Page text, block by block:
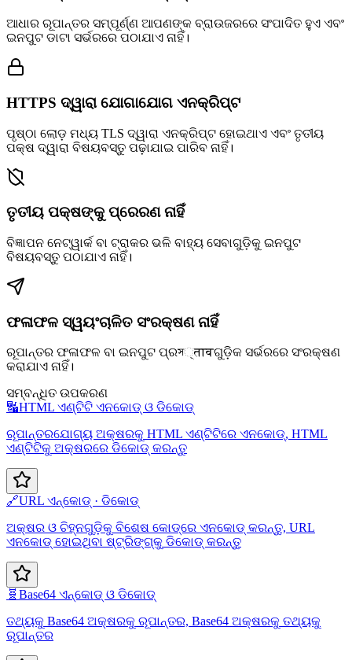
ଆଧାର ରୂପାନ୍ତର ସମ୍ପୂର୍ଣ୍ଣ ଆପଣଙ୍କ ବ୍ରାଉଜରରେ ସଂପାଦିତ ହୁଏ ଏବଂ
ଇନପୁଟ ଡାଟା ସର୍ଭରରେ ପଠାଯାଏ ନାହିଁ।
HTTPS ଦ୍ୱାରା ଯୋଗାଯୋଗ ଏନକ୍ରିପ୍ଟ
ପୃଷ୍ଠା ଲୋଡ଼ ମଧ୍ୟ TLS ଦ୍ୱାରା ଏନକ୍ରିପ୍ଟ ହୋଇଥାଏ ଏବଂ ତୃତୀୟ
ପକ୍ଷ ଦ୍ୱାରା ବିଷୟବସ୍ତୁ ପଢ଼ାଯାଇ ପାରିବ ନାହିଁ।
ତୃତୀୟ ପକ୍ଷଙ୍କୁ ପ୍ରେରଣ ନାହିଁ
ବିଜ୍ଞାପନ ନେଟ୍‌ୱାର୍କ ବା ଟ୍ରାକର ଭଳି ବାହ୍ୟ ସେବାଗୁଡ଼ିକୁ ଇନପୁଟ
ବିଷୟବସ୍ତୁ ପଠାଯାଏ ନାହିଁ।
ଫଳାଫଳ ସ୍ୱୟଂଚାଳିତ ସଂରକ୍ଷଣ ନାହିଁ
ରୂପାନ୍ତର ଫଳାଫଳ ବା ଇନପୁଟ ପ୍ରস्तावଗୁଡ଼ିକ ସର୍ଭରରେ ସଂରକ୍ଷଣ
କରାଯାଏ ନାହିଁ।
ସମ୍ବନ୍ଧିତ ଉପକରଣ
🔣HTML ଏଣ୍ଟିଟି ଏନକୋଡ୍ ଓ ଡିକୋଡ୍
ରୂପାନ୍ତରଯୋଗ୍ୟ ଅକ୍ଷରକୁ HTML ଏଣ୍ଟିଟିରେ ଏନକୋଡ୍, HTML
ଏଣ୍ଟିଟିକୁ ଅକ୍ଷରରେ ଡିକୋଡ୍ କରନ୍ତୁ
🔗URL ଏନ୍‌କୋଡ୍ · ଡିକୋଡ୍
ଅକ୍ଷର ଓ ଚିହ୍ନଗୁଡ଼ିକୁ ବିଶେଷ କୋଡ୍‌ରେ ଏନକୋଡ୍ କରନ୍ତୁ, URL
ଏନକୋଡ୍ ହୋଇଥିବା ଷ୍ଟ୍ରିଙ୍ଗ୍‌କୁ ଡିକୋଡ୍ କରନ୍ତୁ
🧬 Base64 ଏନ୍‌କୋଡ୍ ଓ ଡିକୋଡ୍
ତଥ୍ୟକୁ Base64 ଅକ୍ଷରକୁ ରୂପାନ୍ତର, Base64 ଅକ୍ଷରକୁ ତଥ୍ୟକୁ
ରୂପାନ୍ତର